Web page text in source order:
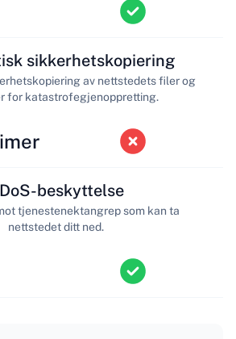
sikkerhetskopiering
av nettstedets filer og
for katastrofegjenoppretting.
beskyttelse
tjenestenektangrep som kan ta
nettstedet ditt ned.